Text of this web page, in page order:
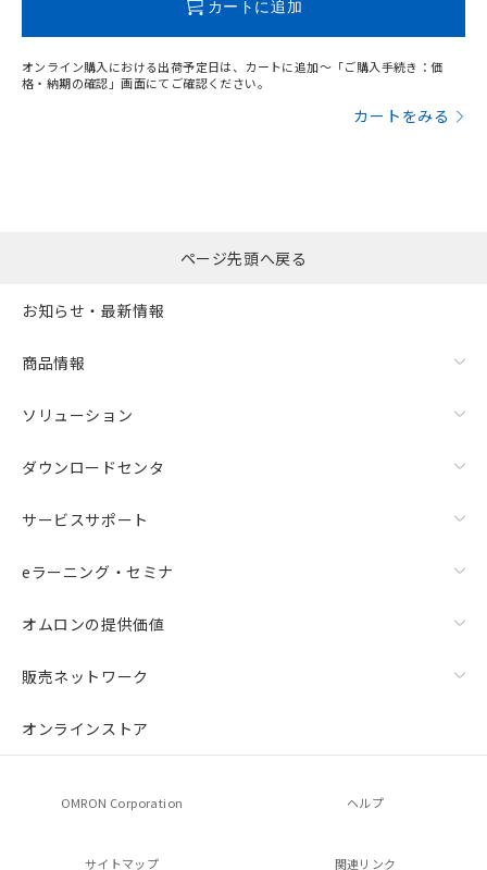
カートに追加
オンライン購入における出荷予定日は、カートに追加～「ご購入手続き：価
格・納期の確認」画面にてご確認ください。
カートをみる
ページ先頭へ戻る
お知らせ・最新情報
商品情報
ソリューション
ダウンロードセンタ
サービスサポート
eラーニング・セミナ
オムロンの提供価値
販売ネットワーク
オンラインストア
OMRON Corporation ヘルプ
サイトマップ 関連リンク